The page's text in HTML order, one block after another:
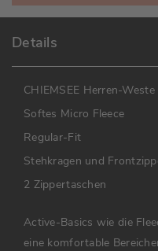
Details
CHIEMSEE Herren-
Softes Micro Fleece
Regular-Fit
Stehkragen und
2 Zippertaschen
Active-Basics wie die
eine komfortable